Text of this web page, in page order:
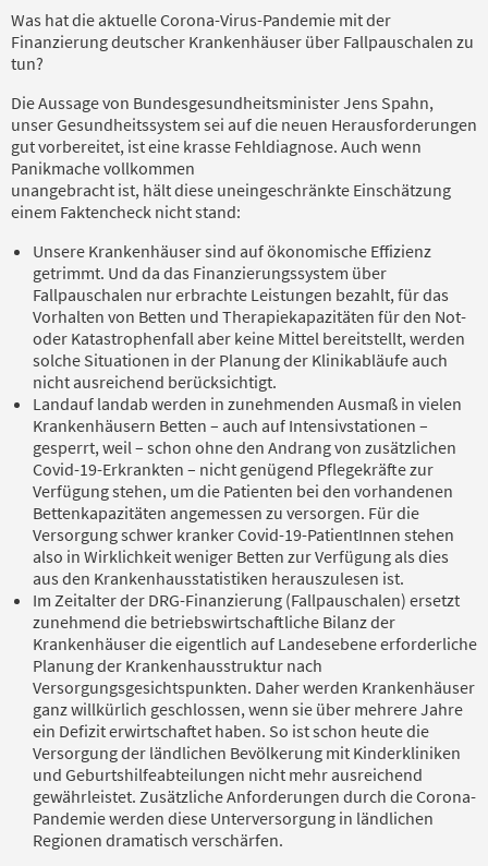
Was hat die aktuelle Corona-Virus-Pandemie mit der
Finanzierung deutscher Krankenhäuser über Fallpauschalen zu
tun?
Die Aussage von Bundesgesundheitsminister Jens Spahn,
unser Gesundheitssystem sei auf die neuen Herausforderungen
gut vorbereitet, ist eine krasse Fehldiagnose. Auch wenn
Panikmache vollkommen
unangebracht ist, hält diese uneingeschränkte Einschätzung
einem Faktencheck nicht stand:
Unsere Krankenhäuser sind auf ökonomische Effizienz
getrimmt. Und da das Finanzierungssystem über
Fallpauschalen nur erbrachte Leistungen bezahlt, für das
Vorhalten von Betten und Therapiekapazitäten für den Not-
oder Katastrophenfall aber keine Mittel bereitstellt, werden
solche Situationen in der Planung der Klinikabläufe auch
nicht ausreichend berücksichtigt.
Landauf landab werden in zunehmenden Ausmaß in vielen
Krankenhäusern Betten – auch auf Intensivstationen –
gesperrt, weil – schon ohne den Andrang von zusätzlichen
Covid-19-Erkrankten – nicht genügend Pflegekräfte zur
Verfügung stehen, um die Patienten bei den vorhandenen
Bettenkapazitäten angemessen zu versorgen. Für die
Versorgung schwer kranker Covid-19-PatientInnen stehen
also in Wirklichkeit weniger Betten zur Verfügung als dies
aus den Krankenhausstatistiken herauszulesen ist.
Im Zeitalter der DRG-Finanzierung (Fallpauschalen) ersetzt
zunehmend die betriebswirtschaftliche Bilanz der
Krankenhäuser die eigentlich auf Landesebene erforderliche
Planung der Krankenhausstruktur nach
Versorgungsgesichtspunkten. Daher werden Krankenhäuser
ganz willkürlich geschlossen, wenn sie über mehrere Jahre
ein Defizit erwirtschaftet haben. So ist schon heute die
Versorgung der ländlichen Bevölkerung mit Kinderkliniken
und Geburtshilfeabteilungen nicht mehr ausreichend
gewährleistet. Zusätzliche Anforderungen durch die Corona-
Pandemie werden diese Unterversorgung in ländlichen
Regionen dramatisch verschärfen.